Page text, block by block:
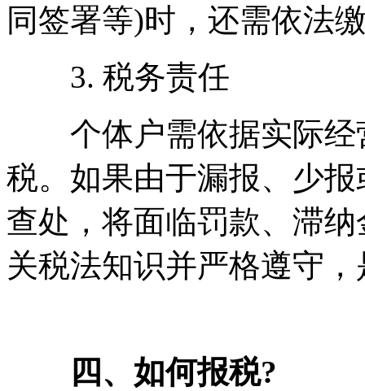
同签署等)时，还需依法
3. 税务责任
个体户需依据实际经
税。如果由于漏报、少
查处，将面临罚款、滞
关税法知识并严格遵守
四、如何报税?